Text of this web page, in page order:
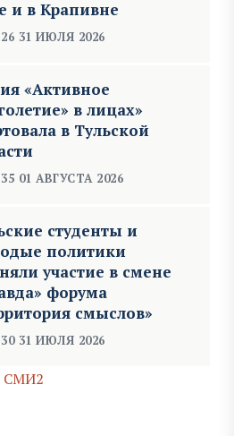
и в Крапивне
31 ИЮЛЯ 2026
«Активное
в лицах»
в Тульской
01 АВГУСТА 2026
студенты и
политики
участие в смене
форума
смыслов»
31 ИЮЛЯ 2026
СМИ2